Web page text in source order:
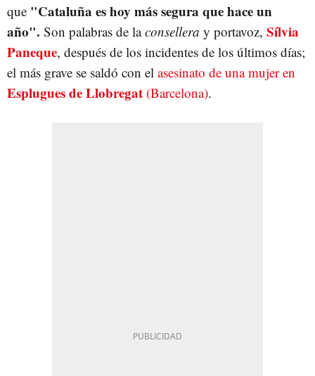
que "Cataluña es hoy más segura que hace un
año". Son palabras de laconsellera y portavoz, Sílvia
Paneque, después de los incidentes de los últimos días;
el más grave se saldó con el asesinato de una mujer en
Esplugues de Llobregat (Barcelona).